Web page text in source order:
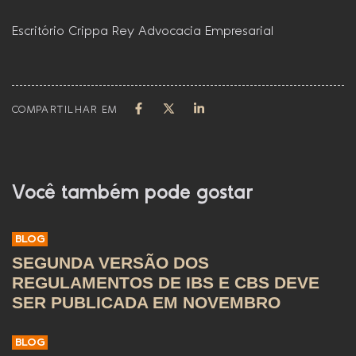
Escritório Crippa Rey Advocacia Empresarial
COMPARTILHAR EM
Você também pode gostar
BLOG
SEGUNDA VERSÃO DOS
REGULAMENTOS DE IBS E CBS DEVE
SER PUBLICADA EM NOVEMBRO
BLOG